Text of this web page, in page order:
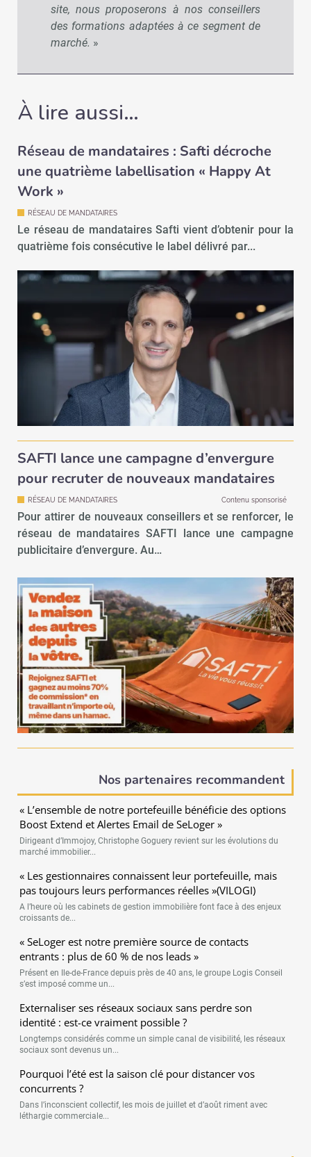
site, nous proposerons à nos conseillers
des formations adaptées à ce segment de
marché. »
À lire aussi…
Réseau de mandataires : Safti décroche
une quatrième labellisation « Happy At
Work »
RÉSEAU DE MANDATAIRES
Le réseau de mandataires Safti vient d’obtenir pour la
quatrième fois consécutive le label délivré par...
SAFTI lance une campagne d’envergure
pour recruter de nouveaux mandataires
RÉSEAU DE MANDATAIRES Contenu sponsorisé
Pour attirer de nouveaux conseillers et se renforcer, le
réseau de mandataires SAFTI lance une campagne
publicitaire d’envergure. Au…
Nos partenaires recommandent
« L’ensemble de notre portefeuille bénéficie des options
Boost Extend et Alertes Email de SeLoger »
Dirigeant d’Immojoy, Christophe Goguery revient sur les évolutions du
marché immobilier...
« Les gestionnaires connaissent leur portefeuille, mais
pas toujours leurs performances réelles »(VILOGI)
A l’heure où les cabinets de gestion immobilière font face à des enjeux
croissants de...
« SeLoger est notre première source de contacts
entrants : plus de 60 % de nos leads »
Présent en Ile-de-France depuis près de 40 ans, le groupe Logis Conseil
s’est imposé comme un...
Externaliser ses réseaux sociaux sans perdre son
identité : est-ce vraiment possible ?
Longtemps considérés comme un simple canal de visibilité, les réseaux
sociaux sont devenus un...
Pourquoi l’été est la saison clé pour distancer vos
concurrents ?
Dans l’inconscient collectif, les mois de juillet et d’août riment avec
léthargie commerciale...